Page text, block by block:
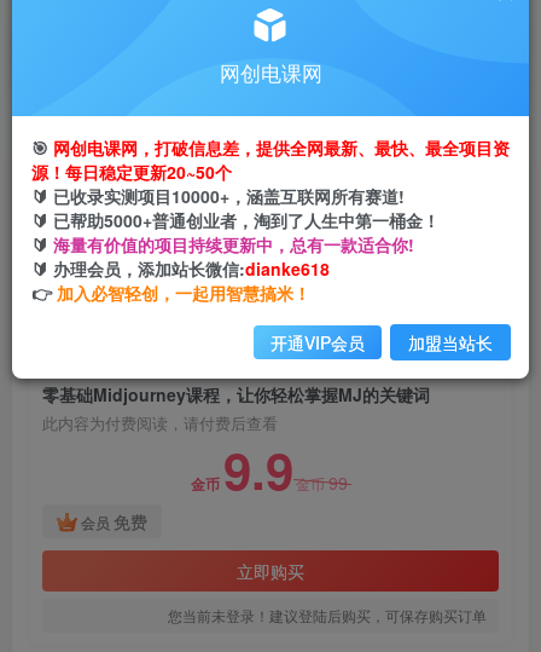
搭建同款网站，自己当老板
零基础Midjourney课程，让你轻松掌握MJ的关键
词
网创电课网
2年前发布
1690 130
零基础Midjourney课程，让你轻松掌握MJ的关键词
此内容为付费阅读，请付费后查看
金币 9.9金币99
会员 免费
立即购买
您当前未登录！建议登陆后购买，可保存购买订单
网创电课网
🎯 网创电课网，打破信息差，提供全网最新、最快、最全项目资
源！每日稳定更新20~50个
🔰 已收录实测项目10000+，涵盖互联网所有赛道!
🔰 已帮助5000+普通创业者，淘到了人生中第一桶金！
🔰 海量有价值的项目持续更新中，总有一款适合你!
🔰 办理会员，添加站长微信:dianke618
👉 加入必智轻创，一起用智慧搞米！
开通VIP会员 加盟当站长